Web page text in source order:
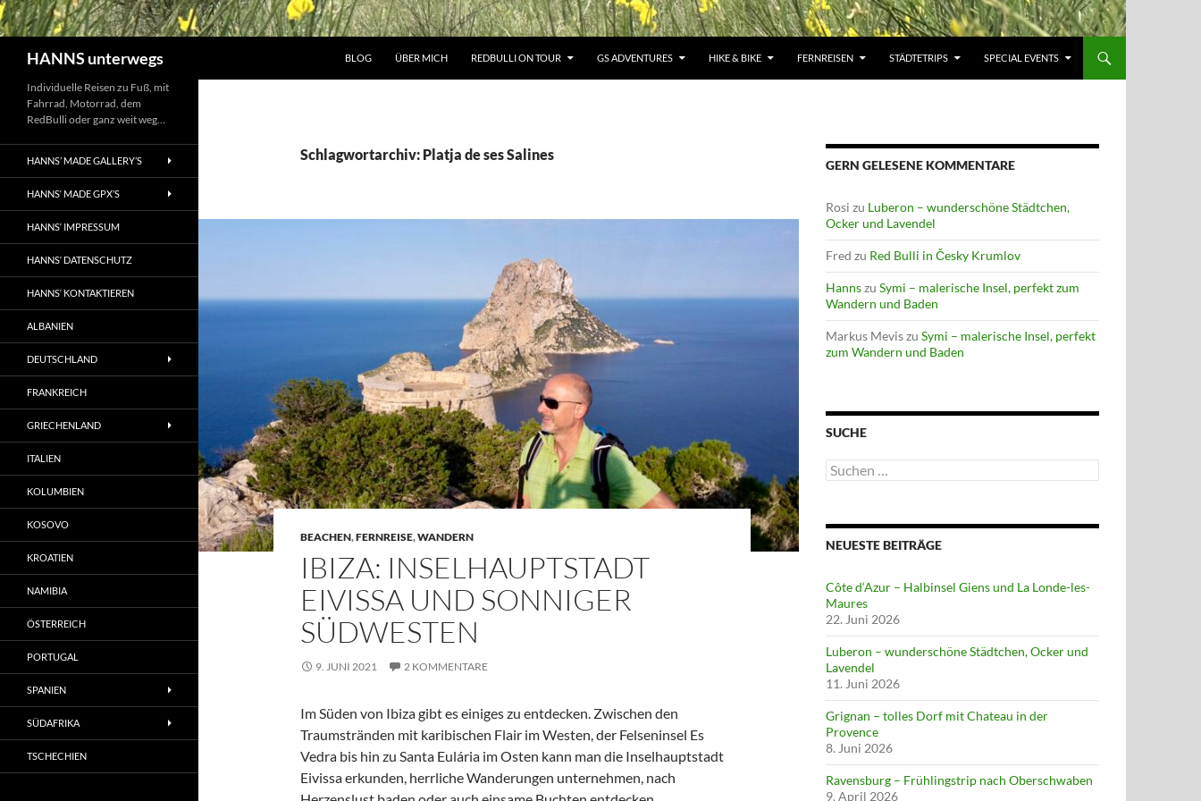
HANNS unterwegs BLOG ÜBER MICH REDBULLI ON TOUR GS ADVENTURES HIKE & BIKE FERNREISEN STÄDTETRIPS SPECIAL EVENTS
Schlagwortarchiv: Platja de ses Salines
BEACHEN,FERNREISE,WANDERN
IBIZA: INSELHAUPTSTADT
EIVISSA UND SONNIGER
SÜDWESTEN
9. JUNI 2021 2 KOMMENTARE
Im Süden von Ibiza gibt es einiges zu entdecken. Zwischen den
Traumstränden mit karibischen Flair im Westen, der Felseninsel Es
Vedra bis hin zu Santa Eulária im Osten kann man die Inselhauptstadt
Eivissa erkunden, herrliche Wanderungen unternehmen, nach
GERN GELESENE KOMMENTARE
Rosi zu Luberon – wunderschöne Städtchen,
Ocker und Lavendel
Fred zu Red Bulli in Česky Krumlov
Hannszu Symi – malerische Insel, perfekt zum
Wandern und Baden
Markus Meviszu Symi – malerische Insel, perfekt
zum Wandern und Baden
SUCHE
Suchen
nach:
NEUESTE BEITRÄGE
Côte d‘Azur – Halbinsel Giens und La Londe-les-
Maures
22. Juni 2026
Luberon – wunderschöne Städtchen, Ocker und
Lavendel
11. Juni 2026
Grignan – tolles Dorf mit Chateau in der
Provence
8. Juni 2026
Ravensburg – Frühlingstrip nach Oberschwaben
9. April 2026
Individuelle Reisen zu Fuß, mit
Fahrrad, Motorrad, dem
RedBulli oder ganz weit weg…
HANNS’ MADE GALLERY’S
HANNS‘ MADE GPX’S
HANNS‘ IMPRESSUM
HANNS‘ DATENSCHUTZ
HANNS‘ KONTAKTIEREN
ALBANIEN
DEUTSCHLAND
FRANKREICH
GRIECHENLAND
ITALIEN
KOLUMBIEN
KOSOVO
KROATIEN
NAMIBIA
ÖSTERREICH
PORTUGAL
SPANIEN
SÜDAFRIKA
TSCHECHIEN